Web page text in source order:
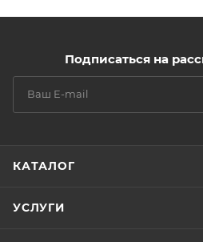
Подписаться на
КАТАЛОГ
УСЛУГИ